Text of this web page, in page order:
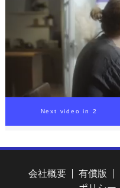
Next video in 1
会社概要 有償版